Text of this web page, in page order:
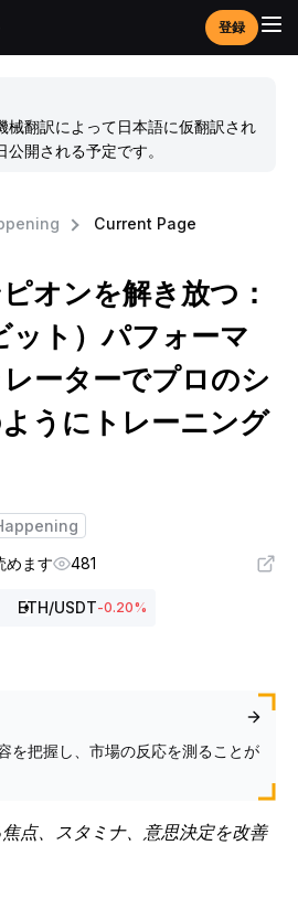
登録
械翻訳によって日本語に仮翻訳され
開される予定です。
Current Page
オンを解き放つ：
ット）パフォーマ
ーターでプロのシ
うにトレーニング
めます 481
ETH/USDT-0.20%
を把握し、市場の反応を測ることが
点、スタミナ、意思決定を改善